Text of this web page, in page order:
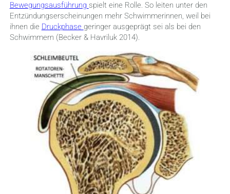
Bewegungsausführung spielt eine Rolle. So leiten unter den
Entzündungserscheinungen mehr Schwimmerinnen, weil bei
ihnen die Druckphase geringer ausgeprägt sei als bei den
Schwimmern (Becker & Havriluk 2014).